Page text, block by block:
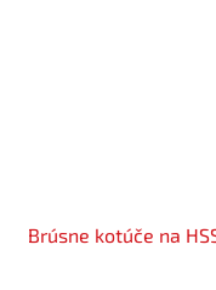
Brúsne kotúče na